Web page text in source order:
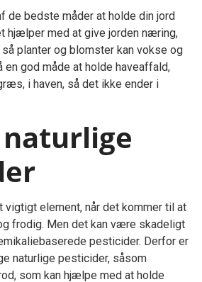
de bedste måder at holde din jord
hjælper med at give jorden næring,
så planter og blomster kan vokse og
god måde at holde haveaffald,
i haven, så det ikke ender i
vigtigt element, når det kommer til at
frodig. Men det kan være skadeligt
pesticider. Derfor er
naturlige pesticider, såsom
som kan hjælpe med at holde